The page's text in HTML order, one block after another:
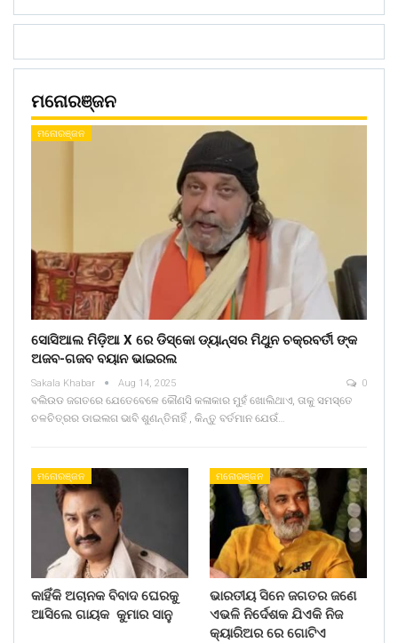
ମନୋରଞ୍ଜନ
ମନୋରଞ୍ଜନ
ସୋସିଆଲ ମିଡ଼ିଆ X ରେ ଡିସ୍କୋ ଡ୍ୟାନ୍ସର ମିଥୁନ ଚକ୍ରବର୍ତୀ ଙ୍କ
ଅଜବ-ଗଜବ ବୟାନ ଭାଇରଲ
Sakala Khabar Aug 14, 2025 0
ବଲିଉଡ ଜଗତରେ ଯେତେବେଳେ କୌଣସି କଳାକାର ମୁହଁ ଖୋଲିଥାଏ, ତାକୁ ସମସ୍ତେ
ଚଳଚିତ୍ରର ଡାଇଲଗ ଭାବି ଶୁଣନ୍ତିନାହିଁ , କିନ୍ତୁ ବର୍ତମାନ ଯେଉଁ…
ମନୋରଞ୍ଜନ
କାହିଁକି ଅଚାନକ ବିବାଦ ଘେରକୁ
ଆସିଲେ ଗାୟକ କୁମାର ସାନୁ
ମନୋରଞ୍ଜନ
ଭାରତୀୟ ସିନେ ଜଗତର ଜଣେ
ଏଭଳି ନିର୍ଦେଶକ ଯିଏକି ନିଜ
କ୍ୟାରିଅର ରେ ଗୋଟିଏ